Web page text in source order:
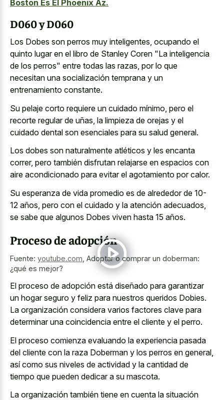
Boston Es El Phoenix Az.
D060 y D060
Los Dobes son perros muy inteligentes, ocupando el
quinto lugar en el libro de Stanley Coren "La inteligencia
de los perros" entre todas las razas, por lo que
necesitan una socialización temprana y un
entrenamiento constante.
Su pelaje corto requiere un cuidado mínimo, pero el
recorte regular de uñas, la limpieza de orejas y el
cuidado dental son esenciales para su salud general.
Los dobes son naturalmente atléticos y les encanta
correr, pero también disfrutan relajarse en espacios con
aire acondicionado para evitar el agotamiento por calor.
Su esperanza de vida promedio es de alrededor de 10-
12 años, pero con el cuidado y la atención adecuados,
se sabe que algunos Dobes viven hasta 15 años.
Proceso de adopción
Fuente: youtube.com Adoptar o comprar un doberman:
¿qué es mejor?
El proceso de adopción está diseñado para garantizar
un hogar seguro y feliz para nuestros queridos Dobies.
La organización considera varios factores clave para
determinar una coincidencia entre el cliente y el perro.
El proceso comienza evaluando la experiencia pasada
del cliente con la raza Doberman y los perros en general,
así como sus niveles de actividad y la cantidad de
tiempo que pueden dedicar a su mascota.
La organización también tiene en cuenta la situación